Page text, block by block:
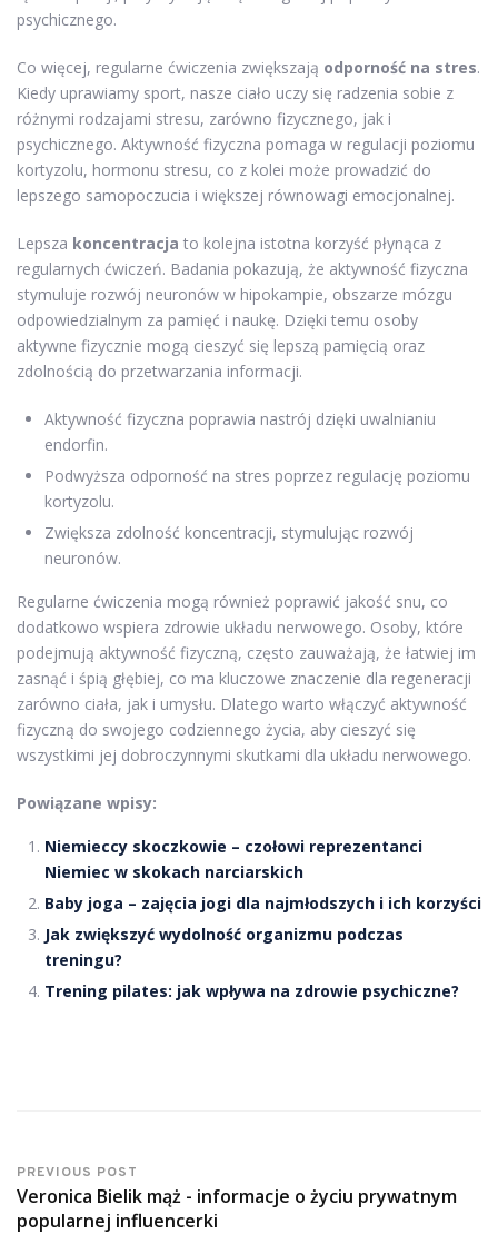
psychicznego.
Co więcej, regularne ćwiczenia zwiększają odporność na stres.
Kiedy uprawiamy sport, nasze ciało uczy się radzenia sobie z
różnymi rodzajami stresu, zarówno fizycznego, jak i
psychicznego. Aktywność fizyczna pomaga w regulacji poziomu
kortyzolu, hormonu stresu, co z kolei może prowadzić do
lepszego samopoczucia i większej równowagi emocjonalnej.
Lepsza koncentracja to kolejna istotna korzyść płynąca z
regularnych ćwiczeń. Badania pokazują, że aktywność fizyczna
stymuluje rozwój neuronów w hipokampie, obszarze mózgu
odpowiedzialnym za pamięć i naukę. Dzięki temu osoby
aktywne fizycznie mogą cieszyć się lepszą pamięcią oraz
zdolnością do przetwarzania informacji.
Aktywność fizyczna poprawia nastrój dzięki uwalnianiu
endorfin.
Podwyższa odporność na stres poprzez regulację poziomu
kortyzolu.
Zwiększa zdolność koncentracji, stymulując rozwój
neuronów.
Regularne ćwiczenia mogą również poprawić jakość snu, co
dodatkowo wspiera zdrowie układu nerwowego. Osoby, które
podejmują aktywność fizyczną, często zauważają, że łatwiej im
zasnąć i śpią głębiej, co ma kluczowe znaczenie dla regeneracji
zarówno ciała, jak i umysłu. Dlatego warto włączyć aktywność
fizyczną do swojego codziennego życia, aby cieszyć się
wszystkimi jej dobroczynnymi skutkami dla układu nerwowego.
Powiązane wpisy:
Niemieccy skoczkowie – czołowi reprezentanci
Niemiec w skokach narciarskich
Baby joga – zajęcia jogi dla najmłodszych i ich korzyści
Jak zwiększyć wydolność organizmu podczas
treningu?
Trening pilates: jak wpływa na zdrowie psychiczne?
PREVIOUS POST
Veronica Bielik mąż - informacje o życiu prywatnym
popularnej influencerki